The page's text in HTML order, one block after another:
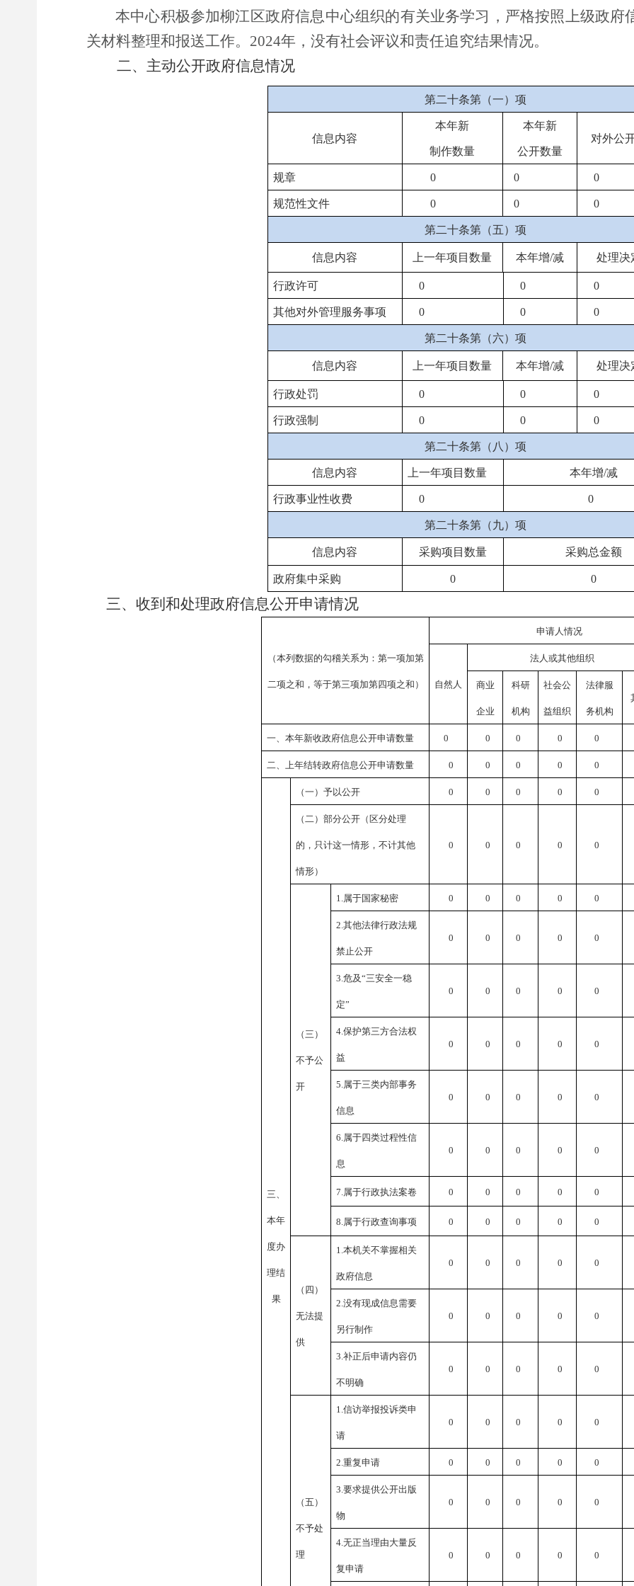
本中心积极参加柳江区政府信息中心组织的有关业务学习，严格按照上级政府
关材料整理和报送工作。 2024年，没有社会评议和责任追究结果情况。
二、主动公开政府信息情况
第二十条第（一）项
信息内容
本年新
制作数量
本年新
公开数量
对外公
规章 0 0 0
规范性文件 0 0 0
第二十条第（五）项
信息内容 上一年项目数量 本年增/减 处理决
行政许可 0 0 0
其他对外管理服务事项 0 0 0
第二十条第（六）项
信息内容 上一年项目数量 本年增/减 处理决
行政处罚 0 0 0
行政强制 0 0 0
第二十条第（八）项
信息内容 上一年项目数量 本年增/减
行政事业性收费 0 0
第二十条第（九）项
信息内容 采购项目数量 采购总金额
政府集中采购 0 0
三、收到和处理政府信息公开申请情况
（本列数据的勾稽关系为：第一项加第
二项之和，等于第三项加第四项之和）
申请人情况
自然人
法人或其他组织
商业
企业
科研
机构
社会公
益组织
法律服
务机构
一、本年新收政府信息公开申请数量 0 0 0 0 0
二、上年结转政府信息公开申请数量 0 0 0 0 0
三、
本年
度办
理结
果
（一）予以公开 0 0 0 0 0
（二）部分公开（区分处理
的，只计这一情形，不计其他
情形）
0 0 0 0 0
（三）
不予公
开
1.属于国家秘密 0 0 0 0 0
2.其他法律行政法规
禁止公开
0 0 0 0 0
3.危及“三安全一稳
定”
0 0 0 0 0
4.保护第三方合法权
益
0 0 0 0 0
5.属于三类内部事务
信息
0 0 0 0 0
6.属于四类过程性信
息
0 0 0 0 0
7.属于行政执法案卷 0 0 0 0 0
8.属于行政查询事项 0 0 0 0 0
（四）
无法提
供
1.本机关不掌握相关
政府信息
0 0 0 0 0
2.没有现成信息需要
另行制作
0 0 0 0 0
3.补正后申请内容仍
不明确
0 0 0 0 0
（五）
不予处
理
1.信访举报投诉类申
请
0 0 0 0 0
2.重复申请 0 0 0 0 0
3.要求提供公开出版
物
0 0 0 0 0
4.无正当理由大量反
复申请
0 0 0 0 0